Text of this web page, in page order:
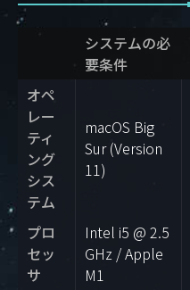
システムの必
要条件
オペ
レー
ティ
ング
シス
テム
macOS Big
Sur (Version
11)
プロ
セッ
サ
Intel i5 @ 2.5
GHz / Apple
M1